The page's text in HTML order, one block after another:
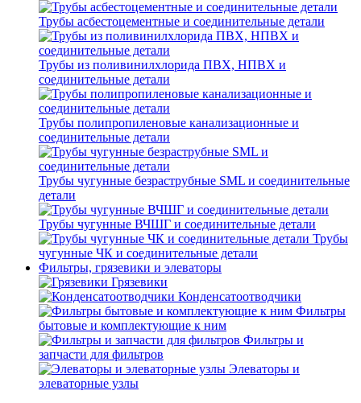
Трубы асбестоцементные и соединительные детали
Трубы из поливинилхлорида ПВХ, НПВХ и
соединительные детали
Трубы полипропиленовые канализационные и
соединительные детали
Трубы чугунные безраструбные SML и соединительные
детали
Трубы чугунные ВЧШГ и соединительные детали
Трубы
чугунные ЧК и соединительные детали
Фильтры, грязевики и элеваторы
Грязевики
Конденсатоотводчики
Фильтры
бытовые и комплектующие к ним
Фильтры и
запчасти для фильтров
Элеваторы и
элеваторные узлы